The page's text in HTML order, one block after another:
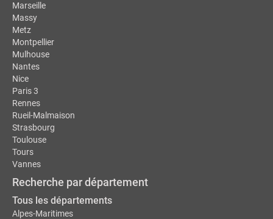
Marseille
Massy
Metz
Montpellier
Mulhouse
Nantes
Nice
Paris 3
Rennes
Rueil-Malmaison
Strasbourg
Toulouse
Tours
Vannes
Recherche par département
Tous les départements
Alpes-Maritimes